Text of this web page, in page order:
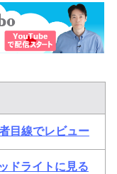
目線でレビュー
ドライトに見る